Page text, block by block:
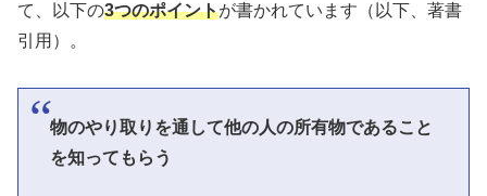
て、以下の3つのポイントが書かれています（以下、著書
引用）。
物のやり取りを通して他の人の所有物であること
を知ってもらう